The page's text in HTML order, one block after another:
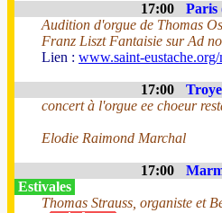
17:00 Paris
Audition d'orgue de Thomas
Franz Liszt Fantaisie sur Ad
Lien : www.saint-
17:00
concert à l'orgue ee choeur
Elodie Raimond Marchal
17:00
Estivales
Thomas Strauss, organiste et